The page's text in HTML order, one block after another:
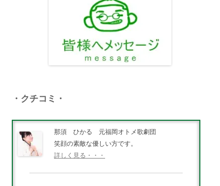
・クチコミ・
那須 ひかる 元福岡オトメ歌劇団
笑顔の素敵な優しい方です。
詳しく見る・・・